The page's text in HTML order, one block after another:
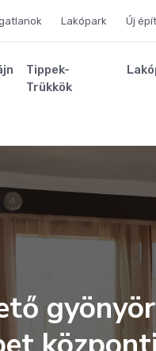
Lakópark Új
Tippek-
Trükkök